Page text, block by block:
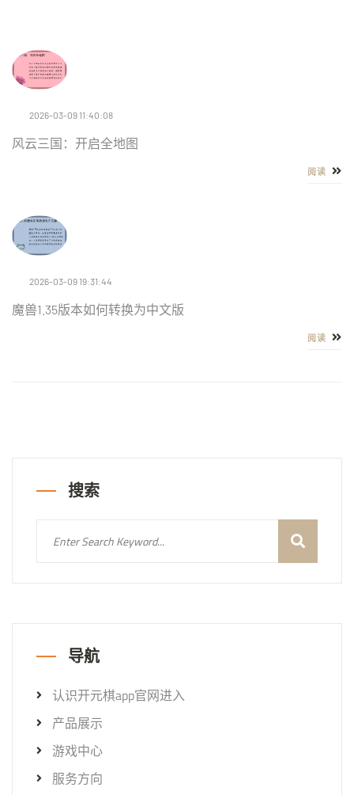
2026-03-09 11:40:08
风云三国：开启全地图
阅读
2026-03-09 19:31:44
魔兽1.35版本如何转换为中文版
阅读
搜索
导航
认识开元棋app官网进入
产品展示
游戏中心
服务方向